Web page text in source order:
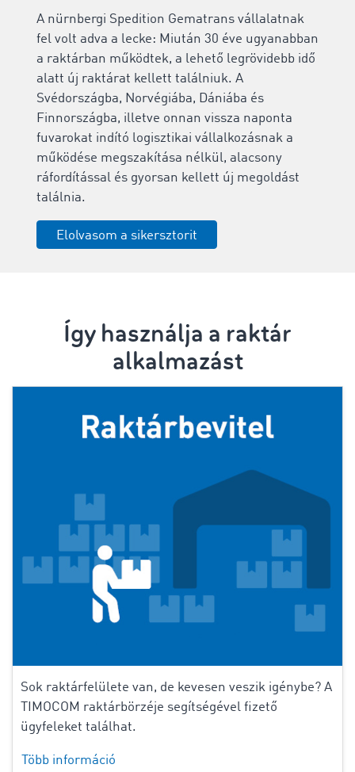
A nürnbergi Spedition Gematrans vállalatnak
fel volt adva a lecke: Miután 30 éve ugyanabban
a raktárban működtek, a lehető legrövidebb idő
alatt új raktárat kellett találniuk. A
Svédországba, Norvégiába, Dániába és
Finnországba, illetve onnan vissza naponta
fuvarokat indító logisztikai vállalkozásnak a
működése megszakítása nélkül, alacsony
ráfordítással és gyorsan kellett új megoldást
találnia.
Elolvasom a sikersztorit
Így használja a raktár
alkalmazást
Sok raktárfelülete van, de kevesen veszik igénybe? A
TIMOCOM raktárbörzéje segítségével fizető
ügyfeleket találhat.
Több információ